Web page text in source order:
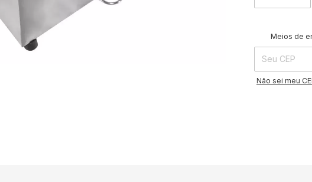
Entregas para o
Meios de
Não sei meu